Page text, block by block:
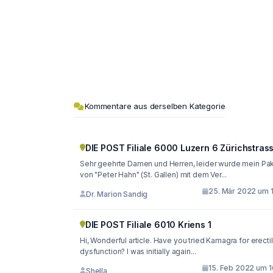
Kommentare aus derselben Kategorie
DIE POST Filiale 6000 Luzern 6
Sehr geehrte Damen und Herren, leider wurde mein
von "Peter Hahn" (St. Gallen) mit dem Ver...
Dr. Marion Sandig 25. Mär 2022 um
DIE POST Filiale 6010 Kriens 1
Hi, Wonderful article. Have you tried Kamagra for
dysfunction? I was initially again...
Shella 15. Feb 2022 um